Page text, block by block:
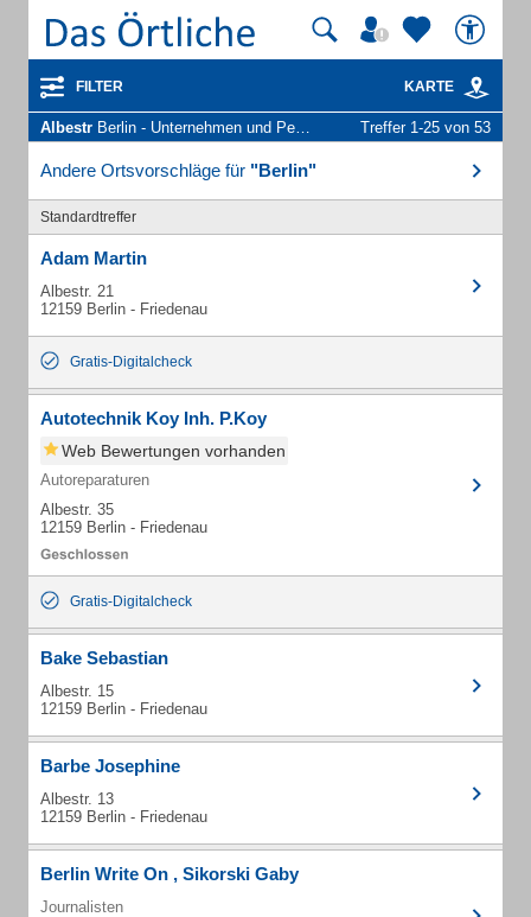
FILTER KARTE
Albestr Berlin - Unternehmen und Personen Treffer 1-25 von 53
Andere Ortsvorschläge für "Berlin"
Standardtreffer
Adam Martin
Albestr. 21
12159 Berlin - Friedenau
Gratis-Digitalcheck
Autotechnik Koy Inh. P.Koy
Web Bewertungen vorhanden
Autoreparaturen
Albestr. 35
12159 Berlin - Friedenau
Gratis-Digitalcheck
Bake Sebastian
Albestr. 15
12159 Berlin - Friedenau
Barbe Josephine
Albestr. 13
12159 Berlin - Friedenau
Berlin Write On , Sikorski Gaby
Journalisten